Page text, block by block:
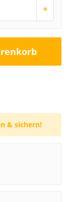
+
& sichern!